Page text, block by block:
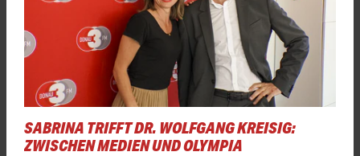
SABRINA TRIFFT DR. WOLFGANG KREISIG:
ZWISCHEN MEDIEN UND OLYMPIA